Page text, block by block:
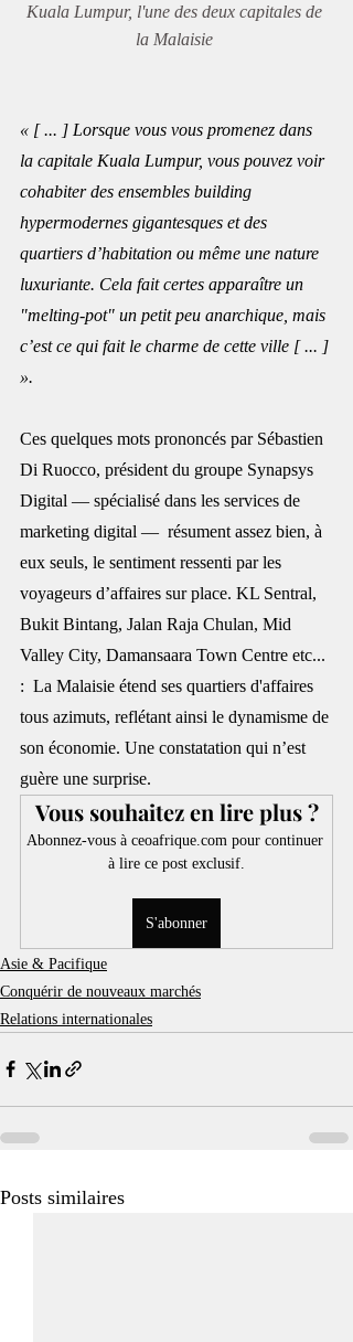
Kuala Lumpur, l'une des deux capitales de
la Malaisie
« [ ... ] Lorsque vous vous promenez dans
la capitale Kuala Lumpur, vous pouvez voir
cohabiter des ensembles building
hypermodernes gigantesques et des
quartiers d’habitation ou même une nature
luxuriante. Cela fait certes apparaître un
"melting-pot" un petit peu anarchique, mais
c’est ce qui fait le charme de cette ville [ ... ]
».
Ces quelques mots prononcés par Sébastien
Di Ruocco, président du groupe Synapsys
Digital — spécialisé dans les services de
marketing digital —  résument assez bien, à
eux seuls, le sentiment ressenti par les
voyageurs d’affaires sur place. KL Sentral,
Bukit Bintang, Jalan Raja Chulan, Mid
Valley City, Damansaara Town Centre etc...
:  La Malaisie étend ses quartiers d'affaires
tous azimuts, reflétant ainsi le dynamisme de
son économie. Une constatation qui n’est
guère une surprise.
Vous souhaitez en lire plus ?
Abonnez-vous à ceoafrique.com pour continuer
à lire ce post exclusif.
S'abonner
Asie & Pacifique
Conquérir de nouveaux marchés
Relations internationales
Posts similaires